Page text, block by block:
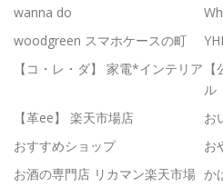
wanna do
woodgreen スマホケースの町
【コ・レ・ダ】 家電*インテリア
ル
【革ee】 楽天市場店
お
おすすめショップ
お
お酒の専門店 リカマン楽天市場 か